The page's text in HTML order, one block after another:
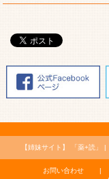
【姉妹サイト】 「薬+読」
お問い合わせ